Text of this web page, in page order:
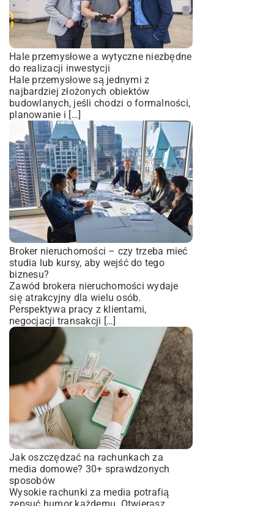
Hale przemysłowe a wytyczne niezbędne
do realizacji inwestycji
Hale przemysłowe są jednymi z
najbardziej złożonych obiektów
budowlanych, jeśli chodzi o formalności,
planowanie i […]
Broker nieruchomości – czy trzeba mieć
studia lub kursy, aby wejść do tego
biznesu?
Zawód brokera nieruchomości wydaje
się atrakcyjny dla wielu osób.
Perspektywa pracy z klientami,
negocjacji transakcji […]
Jak oszczędzać na rachunkach za
media domowe? 30+ sprawdzonych
sposobów
Wysokie rachunki za media potrafią